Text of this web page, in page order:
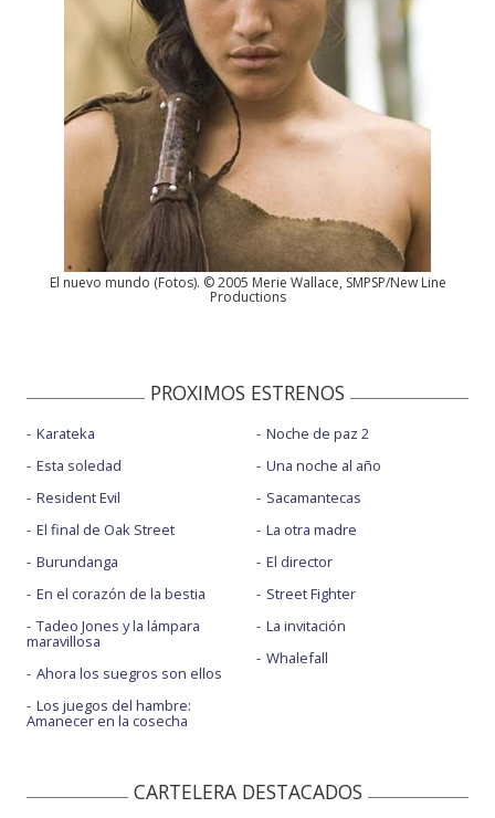
El nuevo mundo (Fotos). © 2005 Merie Wallace, SMPSP/New Line
Productions
PROXIMOS ESTRENOS
Karateka
Esta soledad
Resident Evil
El final de Oak Street
Burundanga
En el corazón de la bestia
Tadeo Jones y la lámpara
maravillosa
Ahora los suegros son ellos
Los juegos del hambre:
Amanecer en la cosecha
Noche de paz 2
Una noche al año
Sacamantecas
La otra madre
El director
Street Fighter
La invitación
Whalefall
CARTELERA DESTACADOS